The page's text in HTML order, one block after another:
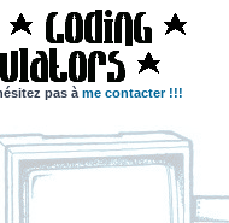
pas à me contacter !!!